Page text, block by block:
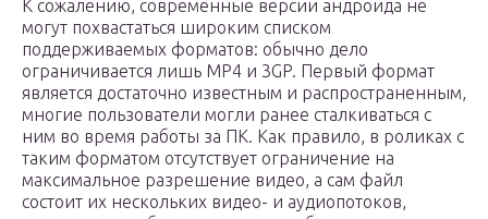
К сожалению, современные версии андроида не
могут похвастаться широким списком
поддерживаемых форматов: обычно дело
ограничивается лишь MP4 и 3GP. Первый формат
является достаточно известным и распространенным,
многие пользователи могли ранее сталкиваться с
ним во время работы за ПК. Как правило, в роликах с
таким форматом отсутствует ограничение на
максимальное разрешение видео, а сам файл
состоит их нескольких видео- и аудиопотоков,